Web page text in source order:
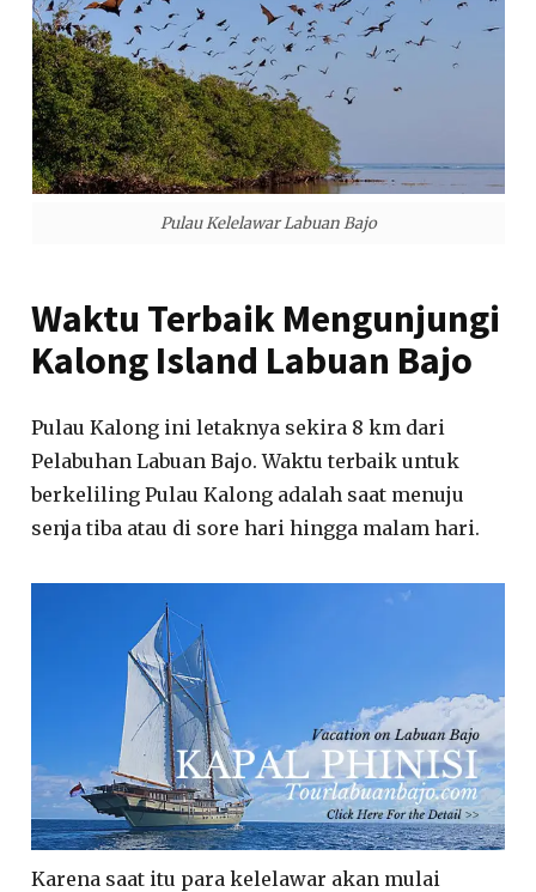
Pulau Kelelawar Labuan Bajo
Waktu Terbaik Mengunjungi
Kalong Island Labuan Bajo
Pulau Kalong ini letaknya sekira 8 km dari
Pelabuhan Labuan Bajo. Waktu terbaik untuk
berkeliling Pulau Kalong adalah saat menuju
senja tiba atau di sore hari hingga malam hari.
Karena saat itu para kelelawar akan mulai